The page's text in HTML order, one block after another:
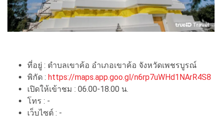
ที่อยู่ : ตำบลเขาค้อ อำเภอเขาค้อ จังหวัดเพชรบูรณ์
พิกัด : https://maps.app.goo.gl/n6rp7uWHd1NArR4S8
เปิดให้เข้าชม : 06.00-18.00 น.
โทร : -
เว็บไซต์ : -